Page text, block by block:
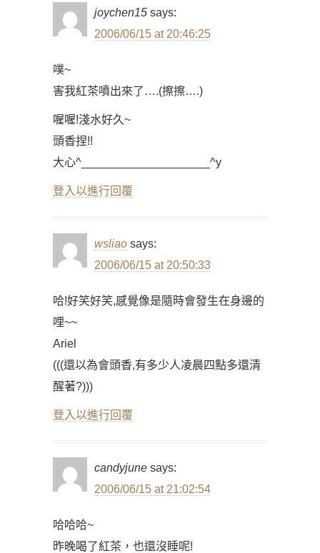
joychen15 says:
2006/06/15 at 20:46:25
噗~
害我紅茶噴出來了….(擦擦….)
喔喔!淺水好久~
頭香捏!!
大心^____________________^y
登入以進行回覆
wsliao says:
2006/06/15 at 20:50:33
哈!好笑好笑,感覺像是隨時會發生在身邊的
哩~~
Ariel
(((還以為會頭香,有多少人凌晨四點多還清
醒著?)))
登入以進行回覆
candyjune says:
2006/06/15 at 21:02:54
哈哈哈~
昨晚喝了紅茶，也還沒睡呢!